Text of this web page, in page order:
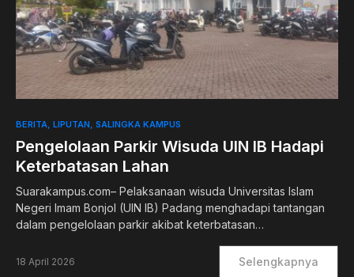
BERITA LIPUTAN SALINGKA KAMPUS
Pengelolaan Parkir Wisuda UIN IB Hadapi
Keterbatasan Lahan
Suarakampus.com– Pelaksanaan wisuda Universitas Islam
Negeri Imam Bonjol (UIN IB) Padang menghadapi tantangan
dalam pengelolaan parkir akibat keterbatasan…
18 April 2026 Selengkapnya